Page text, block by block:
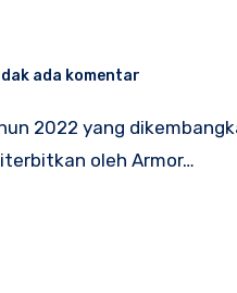
ada komentar
oleh Armor…